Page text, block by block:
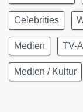
Celebrities
Medien TV-
Medien / Kultur